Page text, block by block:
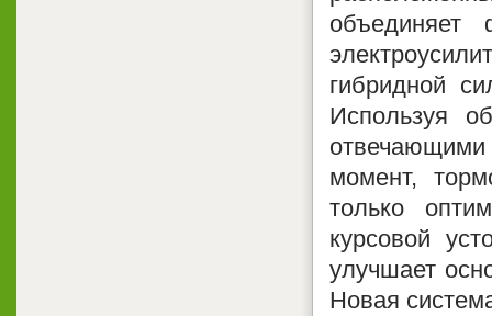
гибридной
Используя
момент,
только
курсовой
улучшает
Новая